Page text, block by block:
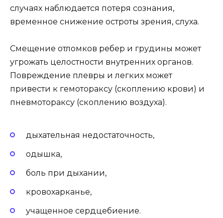
случаях наблюдается потеря сознания,
временное снижение остроты зрения, слуха.
Смещение отломков ребер и грудины может
угрожать целостности внутренних органов.
Повреждение плевры и легких может
привести к гемотораксу (скоплению крови) и
пневмотораксу (скоплению воздуха).
дыхательная недостаточность,
одышка,
боль при дыхании,
кровохарканье,
учащенное сердцебиение.